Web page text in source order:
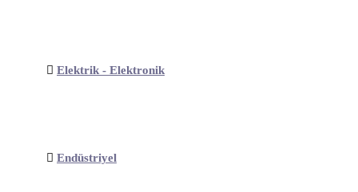
Elektrik - Elektronik
Endüstriyel